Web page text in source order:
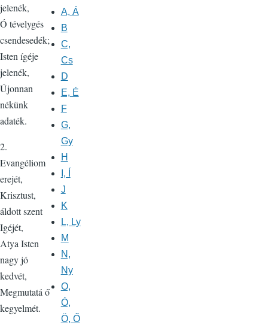
jelenék,
Ó tévelygés
csendesedék;
Isten ígéje
jelenék,
Újonnan
nékünk
adaték.
2.
Evangéliom
erejét,
Krisztust,
áldott szent
Igéjét,
Atya Isten
nagy jó
kedvét,
Megmutatá ő
kegyelmét.
A, Á
B
C,
Cs
D
E, É
F
G,
Gy
H
I, Í
J
K
L, Ly
M
N,
Ny
O,
Ó,
Ö, Ő